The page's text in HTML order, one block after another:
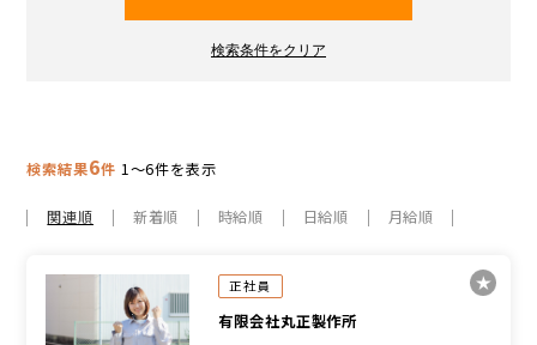
検索結果6件 1～6件を表示
関連順 新着順 時給順 日給順 月給順
正社員
有限会社丸正製作所